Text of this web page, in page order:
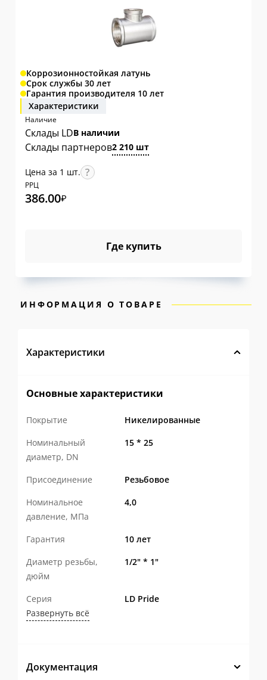
Коррозионностойкая латунь
Срок службы 30 лет
Гарантия производителя 10 лет
Характеристики
Наличие
Склады LDВ наличии
Склады партнеров2 210 шт
Цена за 1 шт.
РРЦ
386.00₽
Где купить
ИНФОРМАЦИЯ О ТОВАРЕ
Характеристики
Основные характеристики
Покрытие
Никелированные
Номинальный
диаметр, DN
15 * 25
Присоединение
Резьбовое
Номинальное
давление, МПа
4,0
Гарантия
10 лет
Диаметр резьбы,
дюйм
1/2" * 1"
Серия
LD Pride
Развернуть всё
Документация